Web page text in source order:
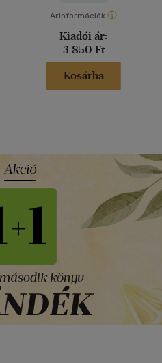
Árinformációk
Kiadói ár:
3 850 Ft
Kosárba